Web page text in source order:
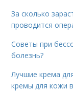
За сколько
проводится
Советы при
болезнь?
Лучшие крема
кремы для кожи